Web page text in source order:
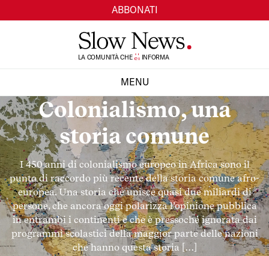
ABBONATI
LA COMUNITÀ CHE
TI
SI INFORMA
MENU
CHIUDI
Colonialismo, una
storia comune
I 450 anni di colonialismo europeo in Africa sono il
punto di raccordo più recente della storia comune afro-
europea. Una storia che unisce quasi due miliardi di
persone, che ancora oggi polarizza l’opinione pubblica
in entrambi i continenti e che è pressoché ignorata dai
programmi scolastici della maggior parte delle nazioni
che hanno questa storia […]